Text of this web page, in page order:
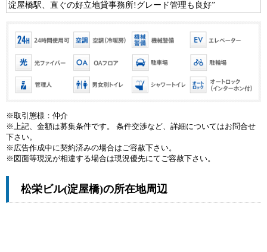
淀屋橋駅、直ぐの好立地貸事務所!グレード管理も良好”
※取引態様：仲介
※上記、金額は募集条件です。 条件交渉など、詳細についてはお問合せ
下さい。
※広告作成中に契約済みの場合はご容赦下さい。
※図面等現況が相違する場合は現況優先にてご容赦下さい。
松栄ビル(淀屋橋)の所在地周辺